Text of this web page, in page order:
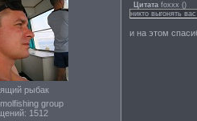
рыбак
group
1512
Цитата foxxx ()
никто выгонять
и на этом